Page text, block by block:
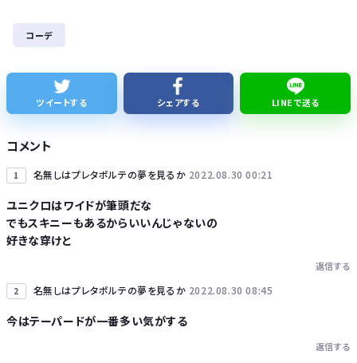
レクサスの軽トラとかどうよ
Powered by livedoor 相互RSS
コーデ
ツイートする シェアする LINEで送る
コメント
1 名無しはプレタポルテの夢を見るか 2022.08.30 00:21
ユニクロはワイドが筆頭だな
でもスキニーもあるからいいんじゃないの
好きな穿けと
返信する
2 名無しはプレタポルテの夢を見るか 2022.08.30 08:45
今はテーパードが一番多い気がする
返信する